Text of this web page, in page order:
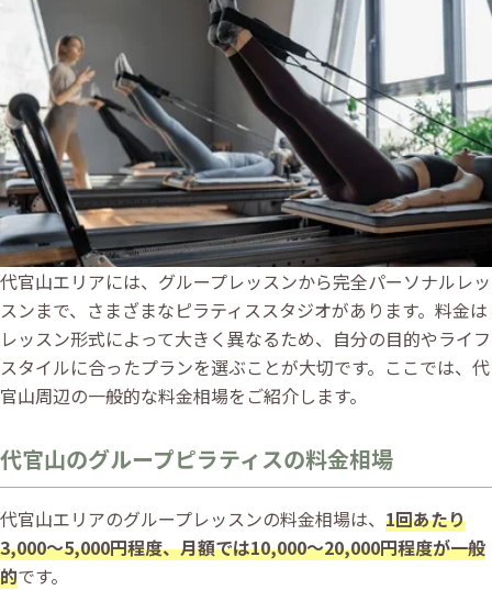
代官山エリアには、グループレッスンから完全パーソナルレッ
スンまで、さまざまなピラティススタジオがあります。料金は
レッスン形式によって大きく異なるため、自分の目的やライフ
スタイルに合ったプランを選ぶことが大切です。ここでは、代
官山周辺の一般的な料金相場をご紹介します。
代官山のグループピラティスの料金相場
代官山エリアのグループレッスンの料金相場は、 1回あたり
3,000〜5,000円程度、月額では10,000〜20,000円程度が一般
的です。